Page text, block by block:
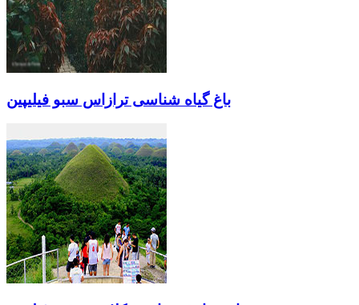
باغ گیاه شناسی ترازاس سبو فیلیپین